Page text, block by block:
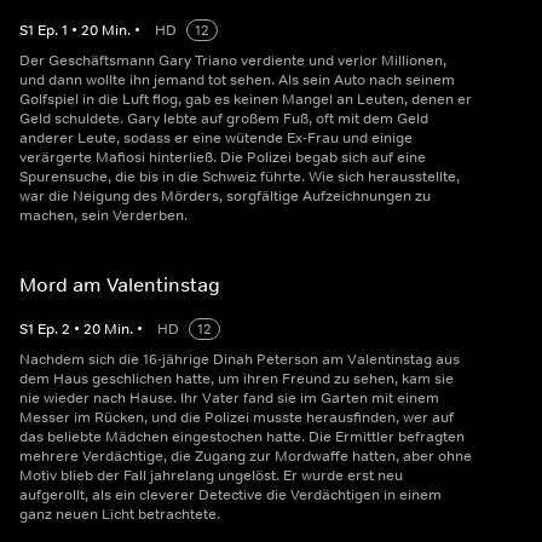
S1 Ep.1 • 20 Min. • HD
12
Der Geschäftsmann Gary Triano verdiente und verlor Millionen,
und dann wollte ihn jemand tot sehen. Als sein Auto nach seinem
Golfspiel in die Luft flog, gab es keinen Mangel an Leuten, denen er
Geld schuldete. Gary lebte auf großem Fuß, oft mit dem Geld
anderer Leute, sodass er eine wütende Ex-Frau und einige
verärgerte Mafiosi hinterließ. Die Polizei begab sich auf eine
Spurensuche, die bis in die Schweiz führte. Wie sich herausstellte,
war die Neigung des Mörders, sorgfältige Aufzeichnungen zu
machen, sein Verderben.
Mord am Valentinstag
S1 Ep.2 • 20 Min. • HD
12
Nachdem sich die 16-jährige Dinah Peterson am Valentinstag aus
dem Haus geschlichen hatte, um ihren Freund zu sehen, kam sie
nie wieder nach Hause. Ihr Vater fand sie im Garten mit einem
Messer im Rücken, und die Polizei musste herausfinden, wer auf
das beliebte Mädchen eingestochen hatte. Die Ermittler befragten
mehrere Verdächtige, die Zugang zur Mordwaffe hatten, aber ohne
Motiv blieb der Fall jahrelang ungelöst. Er wurde erst neu
aufgerollt, als ein cleverer Detective die Verdächtigen in einem
ganz neuen Licht betrachtete.